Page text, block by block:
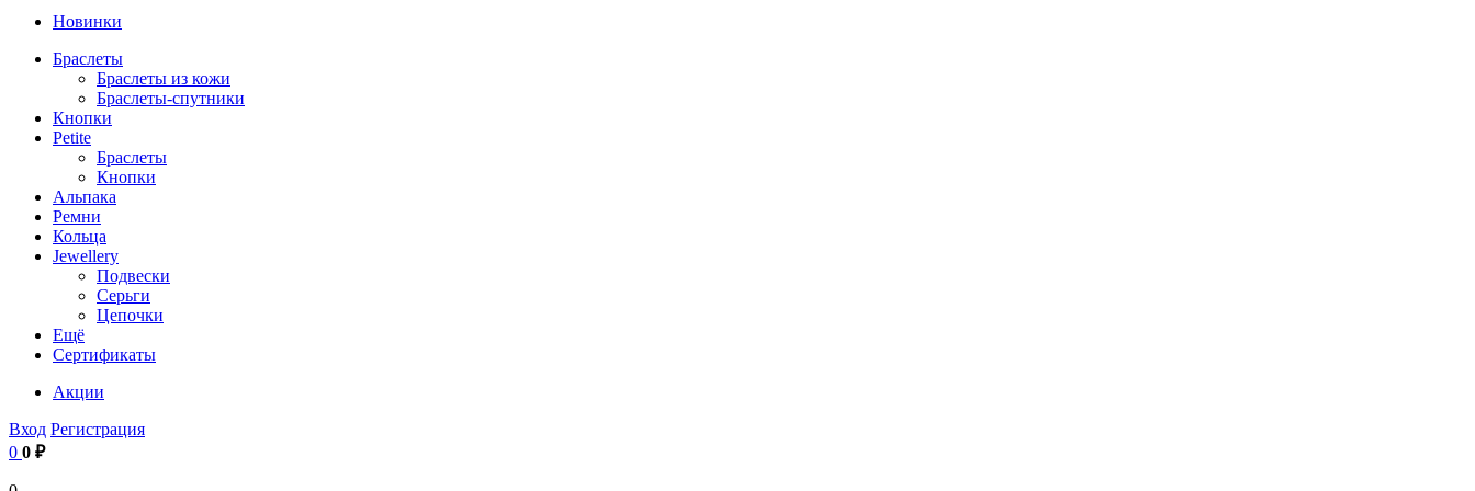
Новинки
Браслеты
Браслеты из кожи
Браслеты-спутники
Кнопки
Petite
Браслеты
Кнопки
Альпака
Ремни
Кольца
Jewellery
Подвески
Серьги
Цепочки
Ещё
Сертификаты
Акции
Вход Регистрация
0 0 ₽